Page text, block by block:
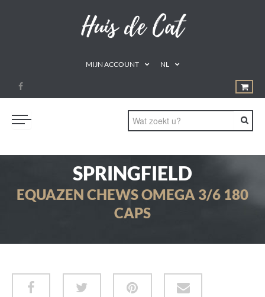
MIJN ACCOUNT NL
DRINKEN
SUPPLEMENTEN
HUID & LICHAAM
SPRINGFIELD
EQUAZEN CHEWS OMEGA 3/6 180
CAPS